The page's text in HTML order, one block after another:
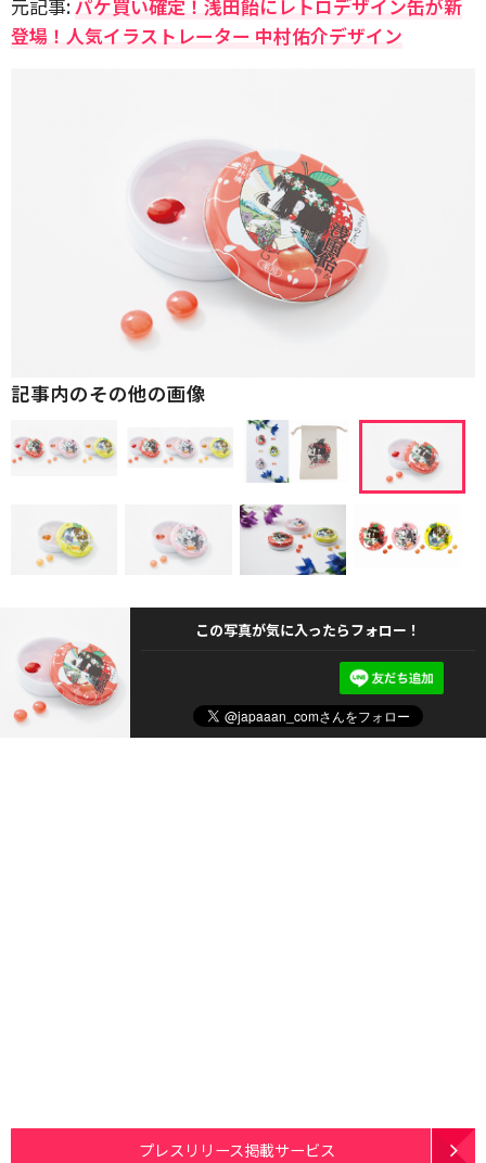
元記事:パケ買い確定！浅田飴にレトロデザイン缶が新
登場！人気イラストレーター 中村佑介デザイン
記事内のその他の画像
この写真が気に入ったらフォロー！
プレスリリース掲載サービス